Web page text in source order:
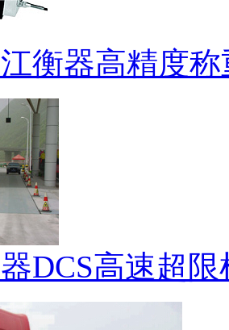
衡器高精度
DCS高速超